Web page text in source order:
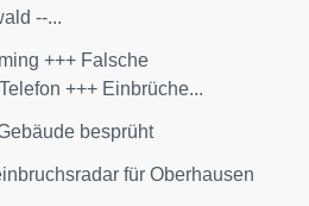
--...
+++ Falsche
+++ Einbrüche...
besprüht
für Oberhausen